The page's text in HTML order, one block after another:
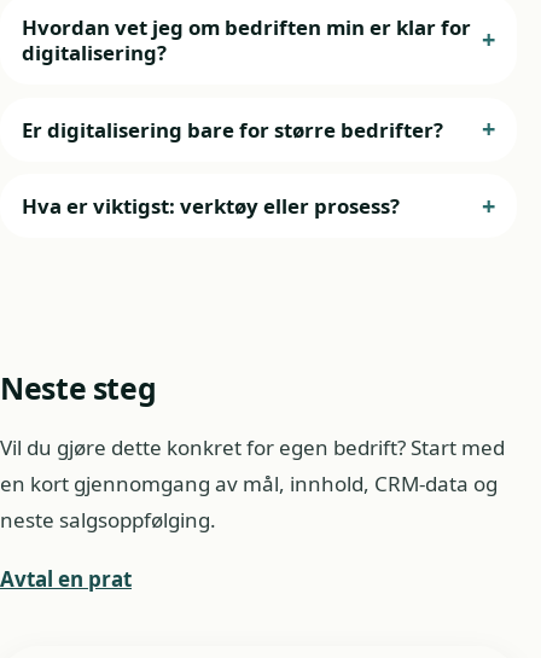
Hvordan vet jeg om bedriften min er klar for
digitalisering?
Er digitalisering bare for større bedrifter?
Hva er viktigst: verktøy eller prosess?
Neste steg
Vil du gjøre dette konkret for egen bedrift? Start med
en kort gjennomgang av mål, innhold, CRM-data og
neste salgsoppfølging.
Avtal en prat